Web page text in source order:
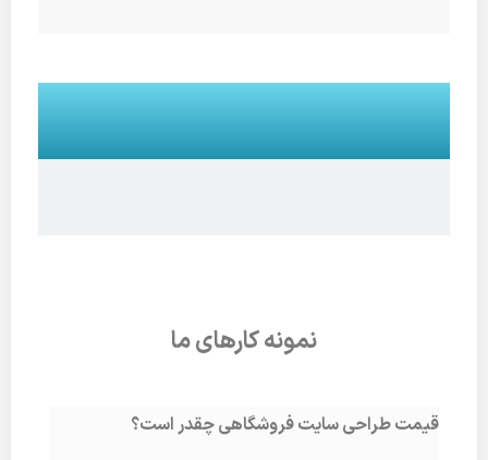
نمونه کارهای ما
قیمت طراحی سایت فروشگاهی چقدر است؟